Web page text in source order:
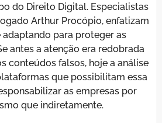
do Direito Digital. Especialistas
Arthur Procópio, enfatizam
adaptando para proteger as
antes a atenção era redobrada
conteúdos falsos, hoje a análise
que possibilitam essa
as empresas por
que indiretamente.